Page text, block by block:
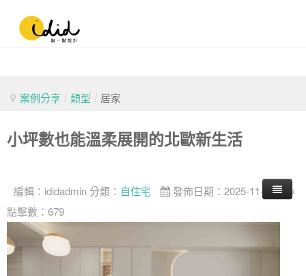
案例分享 / 類型 / 居家
小坪數也能溫柔展開的北歐新生活
編輯： ididadmin 分類： 自住宅
發佈日期：2025-11-10
點擊數：679